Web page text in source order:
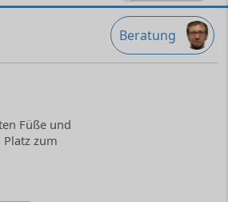
Beratung
Füße und
zum